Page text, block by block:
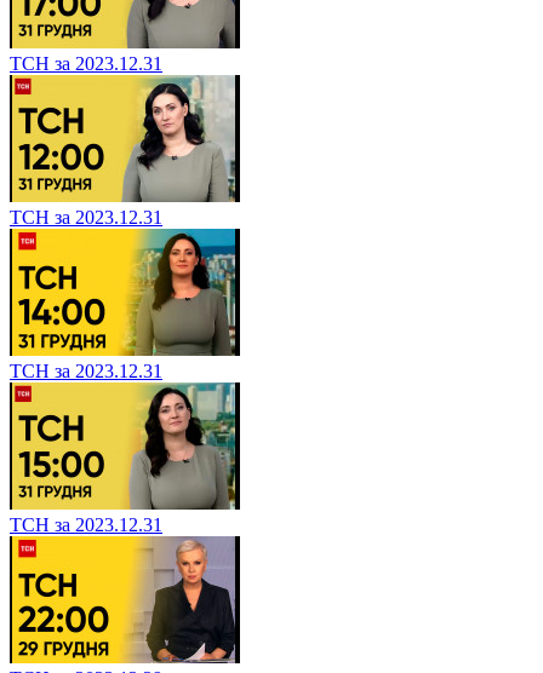
ТСН за 2023.12.31
ТСН за 2023.12.31
ТСН за 2023.12.31
ТСН за 2023.12.31